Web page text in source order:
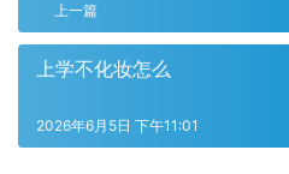
上一篇
上学不化妆怎么
2026年6月5日 下午11:01